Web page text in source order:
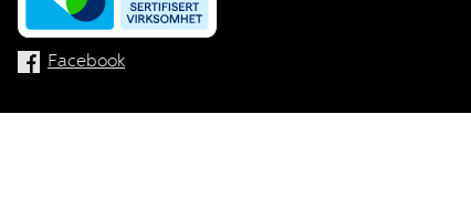
Facebook